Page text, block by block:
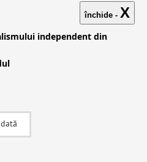
|x (twitter)|youtube|rss
rezervate. Website
închide - X
independent din